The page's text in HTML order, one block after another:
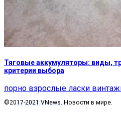
Тяговые аккумуляторы: виды,
критерии выбора
порно взрослые ласки
©2017-2021 VNews. Новости в мире.